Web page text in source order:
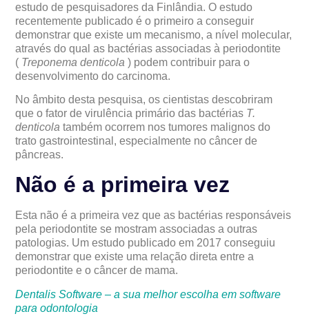
estudo de pesquisadores da Finlândia. O estudo
recentemente publicado é o primeiro a conseguir
demonstrar que existe um mecanismo, a nível molecular,
através do qual as bactérias associadas à periodontite
( Treponema denticola ) podem contribuir para o
desenvolvimento do carcinoma.
No âmbito desta pesquisa, os cientistas descobriram
que o fator de virulência primário das bactérias T.
denticola também ocorrem nos tumores malignos do
trato gastrointestinal, especialmente no câncer de
pâncreas.
Não é a primeira vez
Esta não é a primeira vez que as bactérias responsáveis
pela periodontite se mostram associadas a outras
patologias. Um estudo publicado em 2017 conseguiu
demonstrar que existe uma relação direta entre a
periodontite e o câncer de mama.
Dentalis Software – a sua melhor escolha em software
para odontologia